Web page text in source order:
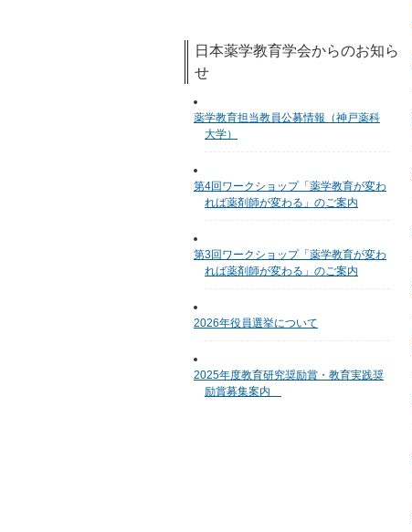
日本薬学教育学会からのお知ら
せ
薬学教育担当教員公募情報（神戸薬科
大学）
第4回ワークショップ「薬学教育が変わ
れば薬剤師が変わる」のご案内
第3回ワークショップ「薬学教育が変わ
れば薬剤師が変わる」のご案内
2026年役員選挙について
2025年度教育研究奨励賞・教育実践奨
励賞募集案内